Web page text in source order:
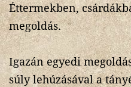
Éttermekben,
megoldás.
Igazán egyedi
súly lehúzásával a